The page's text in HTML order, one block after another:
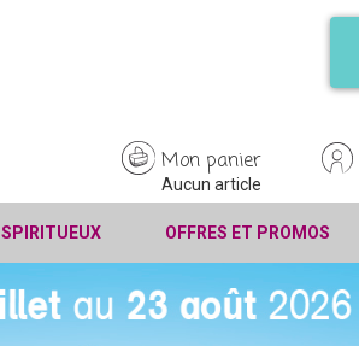
Mon panier
Aucun article
SPIRITUEUX OFFRES ET PROMOS